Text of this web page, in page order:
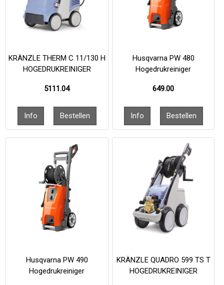
KRÄNZLE THERM C 11/130 H
HOGEDRUKREINIGER
5111.04
Husqvarna PW 480
Hogedrukreiniger
649.00
Husqvarna PW 490
Hogedrukreiniger
KRÄNZLE QUADRO 599 TS T
HOGEDRUKREINIGER